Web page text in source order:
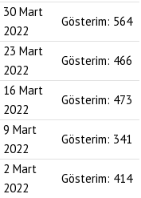
30 Mart
2022
Gösterim: 564
23 Mart
2022
Gösterim: 466
16 Mart
2022
Gösterim: 473
9 Mart
2022
Gösterim: 341
2 Mart
2022
Gösterim: 414